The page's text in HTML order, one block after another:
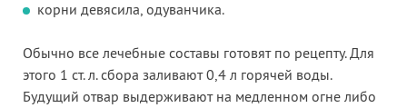
корни девясила, одуванчика.
Обычно все лечебные составы готовят по рецепту. Для
этого 1 ст. л. сбора заливают 0,4 л горячей воды.
Будущий отвар выдерживают на медленном огне либо